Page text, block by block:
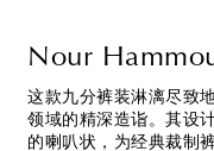
Nour
这款九分裤装淋漓尽致
领域的精深造诣。其设
的喇叭状，为经典裁制